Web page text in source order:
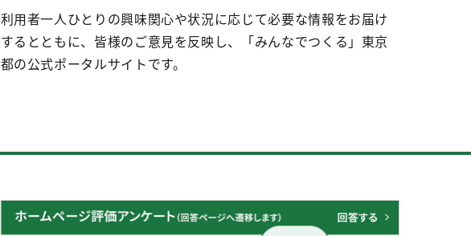
利用者一人ひとりの興味関心や状況に応じて必要な情報をお届け
するとともに、皆様のご意見を反映し、「みんなでつくる」東京
都の公式ポータルサイトです。